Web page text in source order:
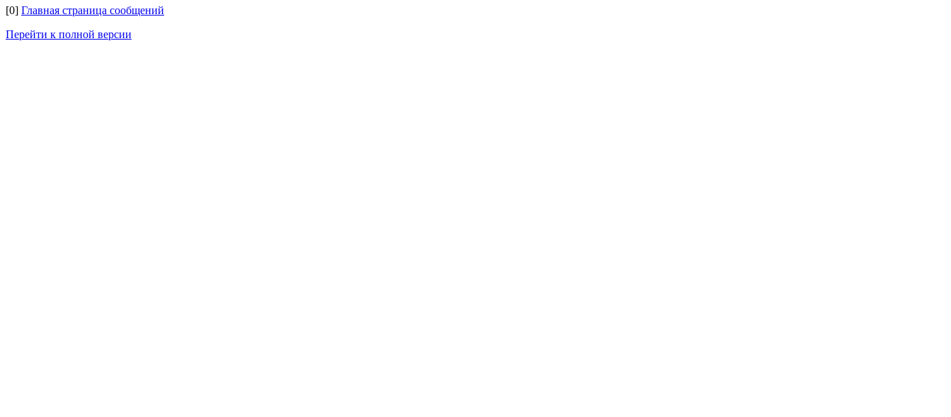
[0] Главная страница сообщений
Перейти к полной версии